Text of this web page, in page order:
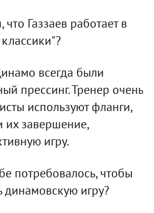
Газзаев работает в
всегда были
прессинг. Тренер очень
используют фланги,
завершение,
игру.
потребовалось, чтобы
динамовскую игру?